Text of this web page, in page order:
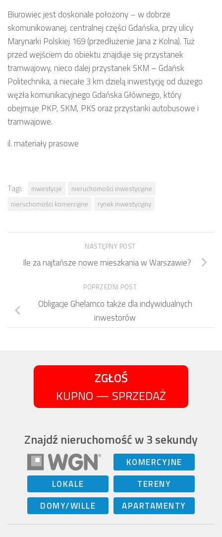
Biurowiec jest doskonale położony – w dobrze
skomunikowanej, centralnej części Gdańska, przy ulicy
Marynarki Polskiej 169 (przedłużenie Jana z Kolna). Tuż
przed wejściem do obiektu znajduje się przystanek
tramwajowy, nieco dalej przystanek SKM – Gdańsk
Politechnika, a niecałe 3 km dzielą inwestycję od dużego
węzła komunikacyjnego Gdańska Głównego, który
obejmuje PKP, SKM, PKS oraz przystanki autobusowe i
tramwajowe.
il. materiały prasowe
Tagi: inwestycje
nieruchomości inwestycyjne
nieruchomości komercyjne
rynek inwestycyjny
NASTĘPNY POST
Ile za najtańsze nowe mieszkania w Warszawie?
POPRZEDNI POST
Obligacje Ghelamco także dla indywidualnych
inwestorów
ZGŁOŚ
KUPNO — SPRZEDAŻ
Znajdź nieruchomość w 3 sekundy
KOMERCYJNE
LOKALE
TERENY
DOMY/WILLE
APARTAMENTY